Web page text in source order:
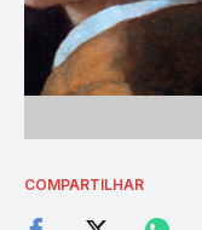
COMPARTILHAR